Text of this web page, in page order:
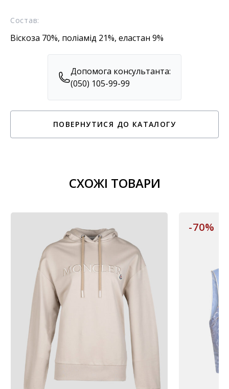
Состав:
Віскоза 70%, поліамід 21%, еластан 9%
Допомога консультанта:
(050) 105-99-99
ПОВЕРНУТИСЯ ДО КАТАЛОГУ
СХОЖІ ТОВАРИ
-70%